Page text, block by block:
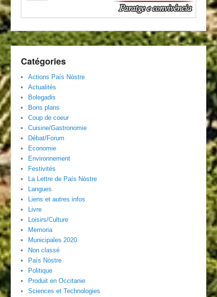
Catégories
Actions País Nòstre
Actualités
Bolegadis
Bons plans
Coup de coeur
Cuisine/Gastronomie
Débat/Forum
Economie
Environnement
Festivités
La Lettre de País Nòstre
Langues
Liens et autres infos
Livre
Loisirs/Culture
Memoria
Municipales 2020
Non classé
País Nòstre
Politique
Produit en Occitanie
Sciences et Technologies